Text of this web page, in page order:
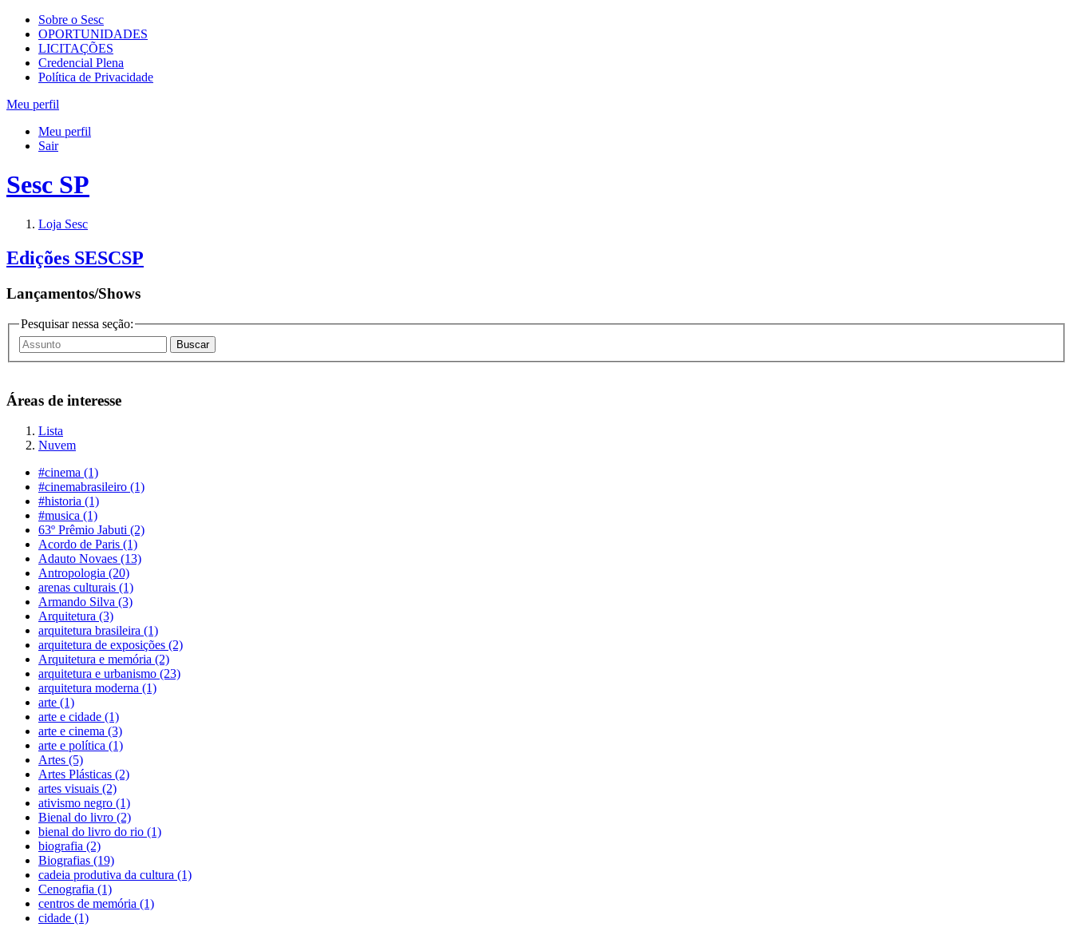
Sobre o Sesc
OPORTUNIDADES
LICITAÇÕES
Credencial Plena
Política de Privacidade
Meu perfil
Meu perfil
Sair
Sesc SP
Loja Sesc
Edições SESCSP
Lançamentos/Shows
Pesquisar nessa seção:
Áreas de interesse
Lista
Nuvem
#cinema (1)
#cinemabrasileiro (1)
#historia (1)
#musica (1)
63º Prêmio Jabuti (2)
Acordo de Paris (1)
Adauto Novaes (13)
Antropologia (20)
arenas culturais (1)
Armando Silva (3)
Arquitetura (3)
arquitetura brasileira (1)
arquitetura de exposições (2)
Arquitetura e memória (2)
arquitetura e urbanismo (23)
arquitetura moderna (1)
arte (1)
arte e cidade (1)
arte e cinema (3)
arte e política (1)
Artes (5)
Artes Plásticas (2)
artes visuais (2)
ativismo negro (1)
Bienal do livro (2)
bienal do livro do rio (1)
biografia (2)
Biografias (19)
cadeia produtiva da cultura (1)
Cenografia (1)
centros de memória (1)
cidade (1)